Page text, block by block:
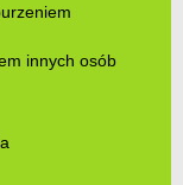
innych osób